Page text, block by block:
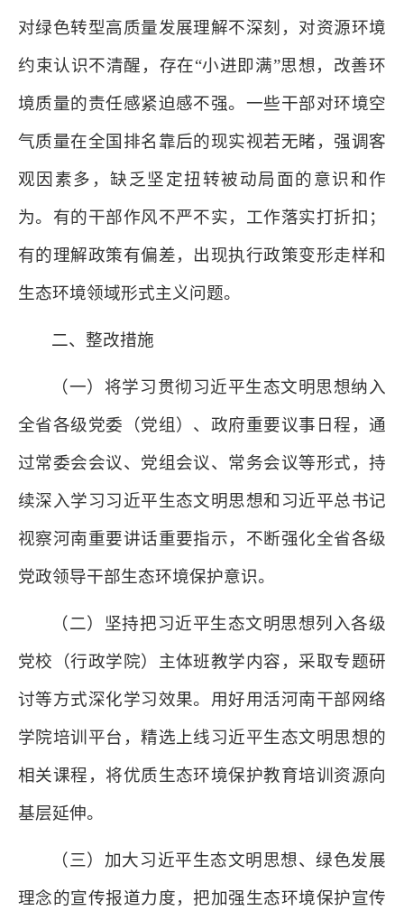
对绿色转型高质量发展理解不深刻，对资源环境
约束认识不清醒，存在“小进即满”思想，改善环
境质量的责任感紧迫感不强。一些干部对环境空
气质量在全国排名靠后的现实视若无睹，强调客
观因素多，缺乏坚定扭转被动局面的意识和作
为。有的干部作风不严不实，工作落实打折扣；
有的理解政策有偏差，出现执行政策变形走样和
生态环境领域形式主义问题。
二、整改措施
（一）将学习贯彻习近平生态文明思想纳入
全省各级党委（党组）、政府重要议事日程，通
过常委会会议、党组会议、常务会议等形式，持
续深入学习习近平生态文明思想和习近平总书记
视察河南重要讲话重要指示，不断强化全省各级
党政领导干部生态环境保护意识。
（二）坚持把习近平生态文明思想列入各级
党校（行政学院）主体班教学内容，采取专题研
讨等方式深化学习效果。用好用活河南干部网络
学院培训平台，精选上线习近平生态文明思想的
相关课程，将优质生态环境保护教育培训资源向
基层延伸。
（三）加大习近平生态文明思想、绿色发展
理念的宣传报道力度，把加强生态环境保护宣传